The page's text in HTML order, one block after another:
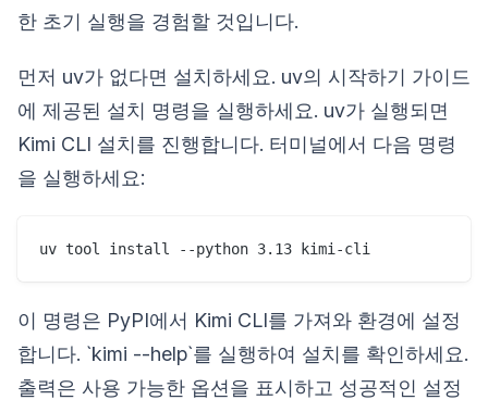
한 초기 실행을 경험할 것입니다.
먼저 uv가 없다면 설치하세요. uv의 시작하기 가이드
에 제공된 설치 명령을 실행하세요. uv가 실행되면
Kimi CLI 설치를 진행합니다. 터미널에서 다음 명령
을 실행하세요:
이 명령은 PyPI에서 Kimi CLI를 가져와 환경에 설정
합니다. `kimi --help`를 실행하여 설치를 확인하세요.
출력은 사용 가능한 옵션을 표시하고 성공적인 설정